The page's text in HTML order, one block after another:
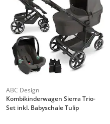
ABC Design
Kombikinderwagen Sierra Trio-
Set inkl. Babyschale Tulip